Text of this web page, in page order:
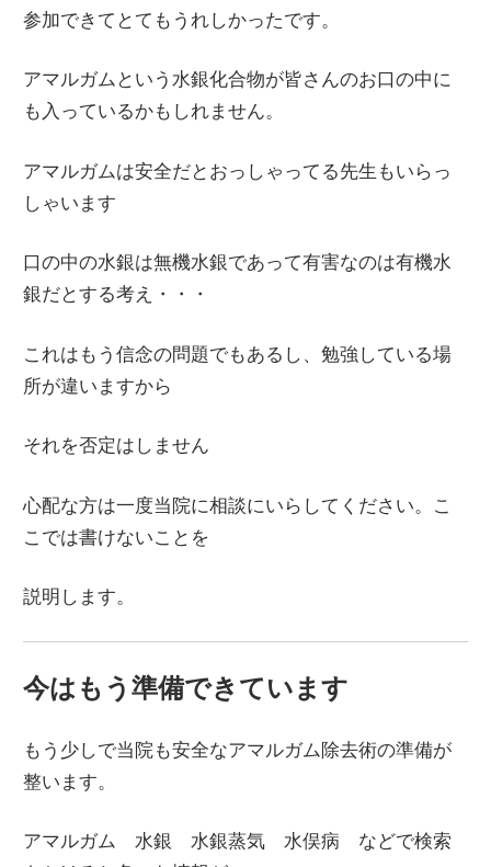
参加できてとてもうれしかったです。
アマルガムという水銀化合物が皆さんのお口の中に
も入っているかもしれません。
アマルガムは安全だとおっしゃってる先生もいらっ
しゃいます
口の中の水銀は無機水銀であって有害なのは有機水
銀だとする考え・・・
これはもう信念の問題でもあるし、勉強している場
所が違いますから
それを否定はしません
心配な方は一度当院に相談にいらしてください。こ
こでは書けないことを
説明します。
今はもう準備できています
もう少しで当院も安全なアマルガム除去術の準備が
整います。
アマルガム 水銀 水銀蒸気 水俣病 などで検索